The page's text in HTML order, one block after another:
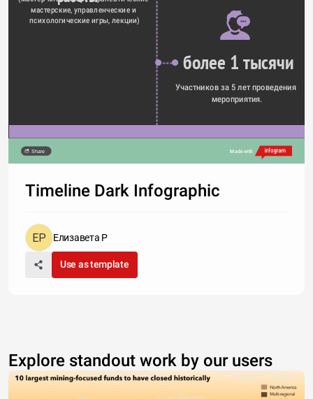
мастерские, управленческие и
психологические игры, лекции)
более 1 тысячи
Участников за 5 лет проведения
мероприятия.
Share Made with
Timeline Dark Infographic
Елизавета P
Use as template
Explore standout work by our users